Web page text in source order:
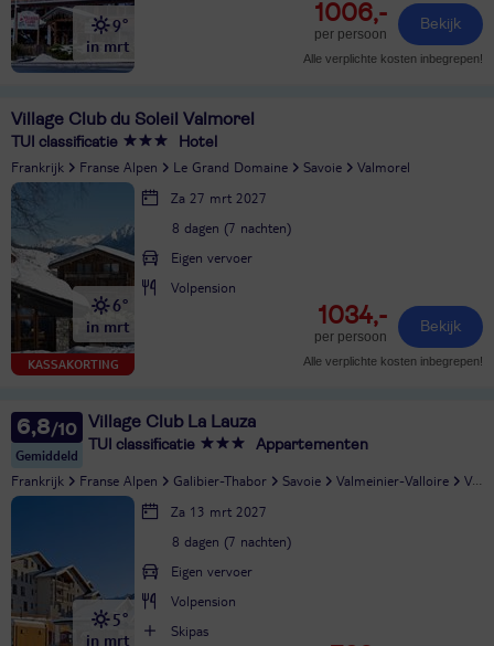
9°
in mrt
1006,-
per persoon
Bekijk
Alle verplichte kosten inbegrepen!
Village Club du Soleil Valmorel
TUI classificatie Hotel
Frankrijk Franse Alpen Le Grand Domaine Savoie Valmorel
KASSAKORTING
6°
in mrt
Za 27 mrt 2027
8 dagen (7 nachten)
Eigen vervoer
Volpension
1034,-
per persoon
Bekijk
Alle verplichte kosten inbegrepen!
6,8
Gemiddeld
Village Club La Lauza
TUI classificatie Appartementen
Frankrijk Franse Alpen Galibier-Thabor Savoie Valmeinier-Valloire Valmeinier
5°
in mrt
Za 13 mrt 2027
8 dagen (7 nachten)
Eigen vervoer
Volpension
Skipas